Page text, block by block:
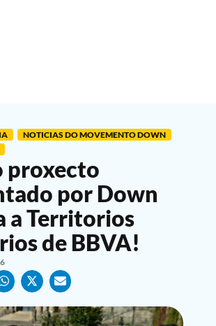
NOTICIAS DO MOVEMENTO DOWN
proxecto
por Down
a Territorios
de BBVA!